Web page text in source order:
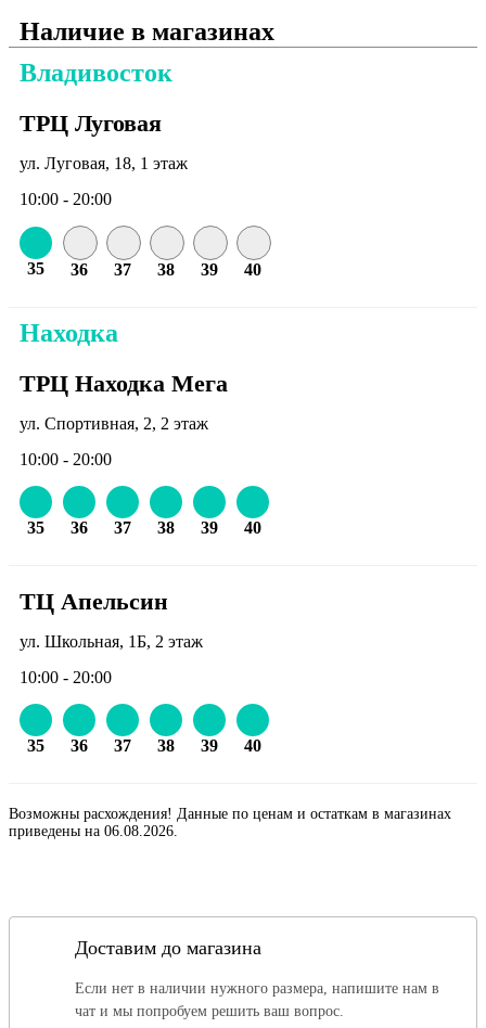
Наличие в магазинах
Владивосток
ТРЦ Луговая
ул. Луговая, 18, 1 этаж
10:00 - 20:00
35 36 37 38 39 40
Находка
ТРЦ Находка Мега
ул. Спортивная, 2, 2 этаж
10:00 - 20:00
35 36 37 38 39 40
ТЦ Апельсин
ул. Школьная, 1Б, 2 этаж
10:00 - 20:00
35 36 37 38 39 40
Возможны расхождения! Данные по ценам и остаткам в магазинах
приведены на 06.08.2026.
Доставим до магазина
Если нет в наличии нужного размера, напишите нам в
чат и мы попробуем решить ваш вопрос.